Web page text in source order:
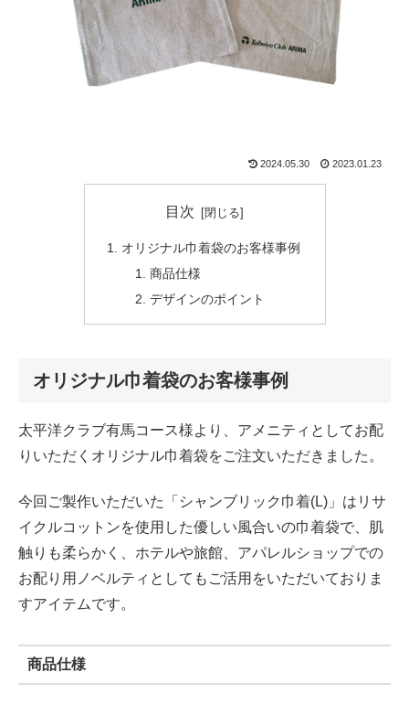
2024.05.30 2023.01.23
目次
オリジナル巾着袋のお客様事例
商品仕様
デザインのポイント
オリジナル巾着袋のお客様事例
太平洋クラブ有馬コース様より、アメニティとしてお配
りいただくオリジナル巾着袋をご注文いただきました。
今回ご製作いただいた「シャンブリック巾着(L)」はリサ
イクルコットンを使用した優しい風合いの巾着袋で、肌
触りも柔らかく、ホテルや旅館、アパレルショップでの
お配り用ノベルティとしてもご活用をいただいておりま
すアイテムです。
商品仕様